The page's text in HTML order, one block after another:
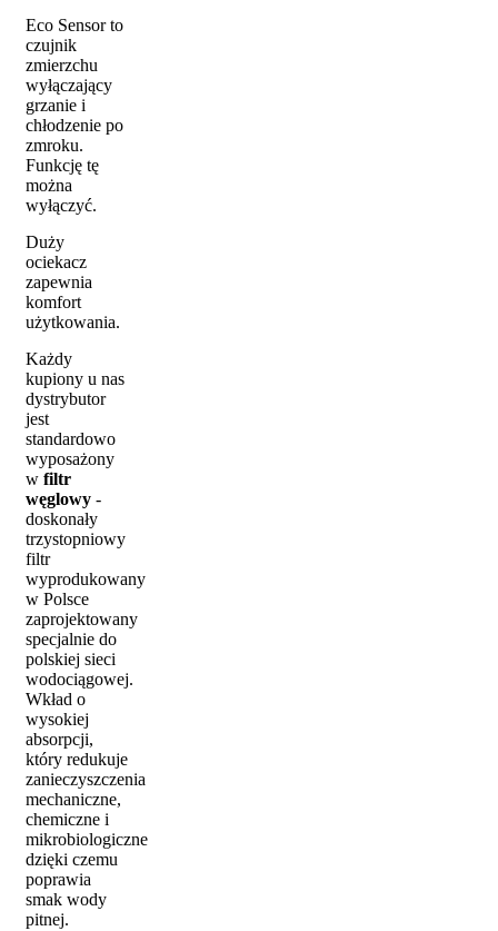
Eco Sensor to
czujnik
zmierzchu
wyłączający
grzanie i
chłodzenie po
zmroku.
Funkcję tę
można
wyłączyć.
Duży
ociekacz
zapewnia
komfort
użytkowania.
Każdy
kupiony u nas
dystrybutor
jest
standardowo
wyposażony
w filtr
węglowy -
doskonały
trzystopniowy
filtr
wyprodukowany
w Polsce
zaprojektowany
specjalnie do
polskiej sieci
wodociągowej.
Wkład o
wysokiej
absorpcji,
który redukuje
zanieczyszczenia
mechaniczne,
chemiczne i
mikrobiologiczne
dzięki czemu
poprawia
smak wody
pitnej.